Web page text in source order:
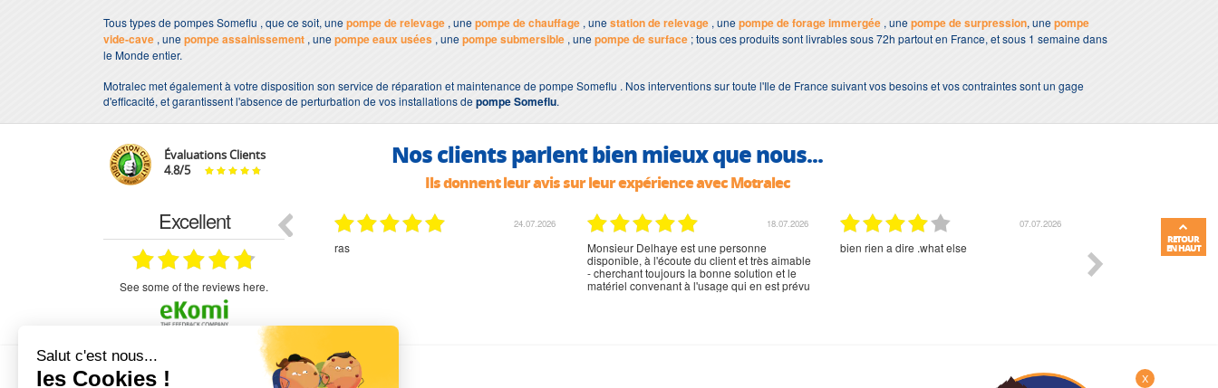
Tous types de pompes Someflu , que ce soit, unepompe de relevage , unepompe de chauffage , unestation de relevage , unepompe de forage immergée , unepompe de surpression, unepompe
vide-cave , unepompe assainissement , unepompe eaux usées , unepompe submersible , unepompe de surface ; tous ces produits sont livrables sous 72h partout en France, et sous 1 semaine dans
le Monde entier.
Motralec met également à votre disposition son service de réparation et maintenance de pompe Someflu . Nos interventions sur toute l'Ile de France suivant vos besoins et vos contraintes sont un gage
d'efficacité, et garantissent l'absence de perturbation de vos installations depompe Someflu.
Évaluations Clients
4.8/5 Nos clients parlent bien mieux que nous...
Ils donnent leur avis sur leur expérience avec Motralec
Excellent
see some of the reviews here.
29.03.2026
bonjour commande pompe puit malgré un
appel en dehors des heures d ouverture votre
commercial a géré ma demande le devis reçu
immédiatement un fois le paiement effectue la
commande a été valider l envoi a été un peu
long mais dans l ensemble très satisfait
24.07.2026
ras
18.07.2026
Monsieur Delhaye est une personne
disponible, à l'écoute du client et très aimable
- cherchant toujours la bonne solution et le
matériel convenant à l'usage qui en est prévu
07.07.2026
bien rien a dire .what else
X
RETOUR
EN HAUT